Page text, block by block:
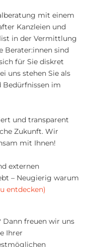
mit einem
Kanzleien und
in der Vermittlung
Berater:innen sind
für Sie diskret
uns stehen Sie als
Bedürfnissen im
und transparent
Zukunft. Wir
mit Ihnen!
externen
– Neugierig warum
entdecken)
Dann freuen wir uns
Ihrer